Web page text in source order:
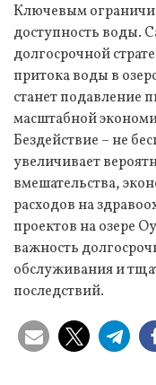
Ключевым
доступность воды.
долгосрочной
притока воды в
станет подавление
масштабной
Бездействие – не
увеличивает
вмешательства,
расходов на
проектов на озере
важность
обслуживания и
последствий.